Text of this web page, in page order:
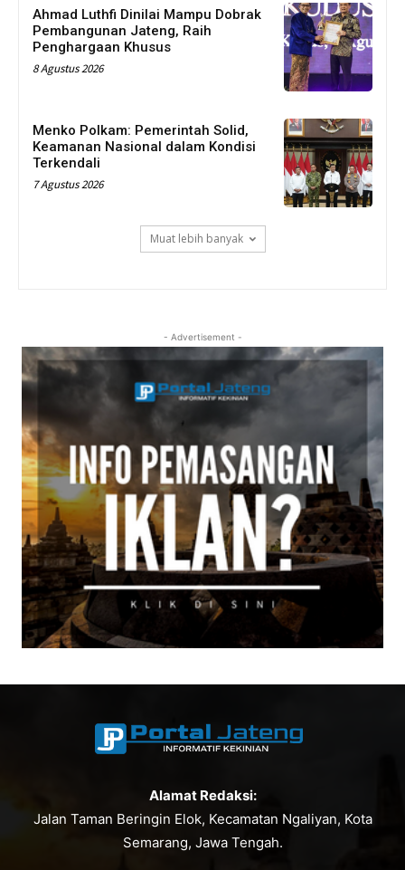
Ahmad Luthfi Dinilai Mampu Dobrak
Pembangunan Jateng, Raih
Penghargaan Khusus
8 Agustus 2026
Menko Polkam: Pemerintah Solid,
Keamanan Nasional dalam Kondisi
Terkendali
7 Agustus 2026
Muat lebih banyak
- Advertisement -
Alamat Redaksi:
Jalan Taman Beringin Elok, Kecamatan Ngaliyan, Kota
Semarang, Jawa Tengah.